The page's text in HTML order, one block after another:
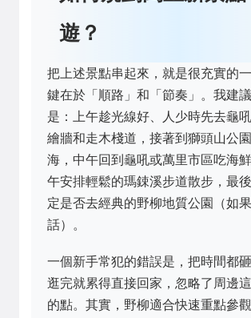
遊？
把上述景點串起來，就是很充實的
鍵在於「順路」和「節奏」。我建
是：上午趁光線好、人少時先去龜
繪牆和走木棧道，接著到獅頭山公
海，中午回到龜吼或萬里市區吃海
午安排輕鬆的瑪鋉溪步道散步，最
定是否去經典的野柳地質公園（如
話）。
一個新手常犯的錯誤是，把時間都砸
逛完就累得直接回家，忽略了周邊
的點。其實，野柳適合快速重點參